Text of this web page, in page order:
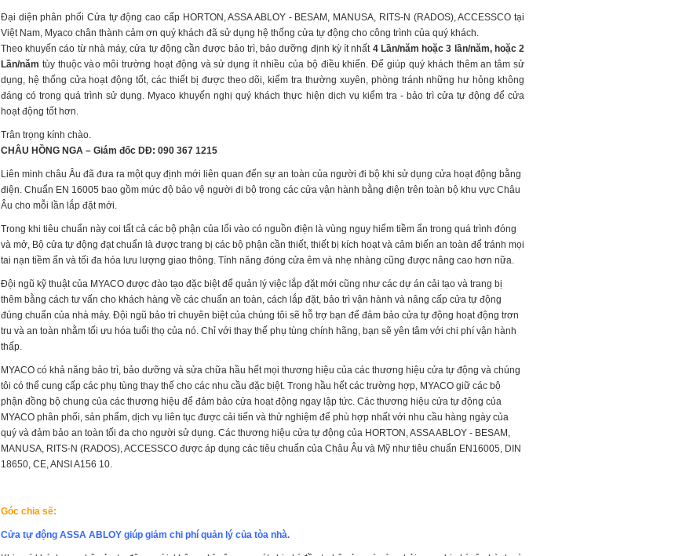
Đại diện phân phối Cửa tự động cao cấp HORTON, ASSA ABLOY - BESAM , MANUSA, RITS-N (RADOS), ACCESSCO tại
Việt Nam, Myaco chân thành cảm ơn quý khách đã sử dụng hệ thống cửa tự động cho công trình của quý khách.
Theo khuyến cáo từ nhà máy, cửa tự động cần được bảo trì, bảo dưỡng định kỳ ít nhất4 Lần/năm hoặc 3 lần/năm, hoặc 2
Lần/năm tùy thuộc vào môi trường hoạt động và sử dụng ít nhiều của bộ điều khiển. Để giúp quý khách thêm an tâm sử
dụng, hệ thống cửa hoạt động tốt, các thiết bị được theo dõi, kiểm tra thường xuyên, phòng tránh những hư hỏng không
đáng có trong quá trình sử dụng. Myaco khuyến nghị quý khách thực hiện dịch vụ kiểm tra - bảo trì cửa tự động để cửa
hoạt động tốt hơn.
Trân trọng kính chào.
CHÂU HỒNG NGA – Giám đốc DĐ: 090 367 1215
Liên minh châu Âu đã đưa ra một quy định mới liên quan đến sự an toàn của người đi bộ khi sử dụng cửa hoạt động bằng
điện. Chuẩn EN 16005 bao gồm mức độ bảo vệ người đi bộ trong các cửa vận hành bằng điện trên toàn bộ khu vực Châu
Âu cho mỗi lần lắp đặt mới.
Trong khi tiêu chuẩn này coi tất cả các bộ phận của lối vào có nguồn điện là vùng nguy hiểm tiềm ẩn trong quá trình đóng
và mở, Bộ cửa tự động đạt chuẩn là được trang bị các bộ phận cần thiết, thiết bị kích hoạt và cảm biến an toàn để tránh mọi
tai nạn tiềm ẩn và tối đa hóa lưu lượng giao thông. Tính năng đóng cửa êm và nhẹ nhàng cũng được nâng cao hơn nữa.
Đội ngũ kỹ thuật của MYACO được đào tạo đặc biệt để quản lý việc lắp đặt mới cũng như các dự án cải tạo và trang bị
thêm bằng cách tư vấn cho khách hàng về các chuẩn an toàn, cách lắp đặt, bảo trì vận hành và nâng cấp cửa tự động
đúng chuẩn của nhà máy. Đội ngũ bảo trì chuyên biệt của chúng tôi sẽ hỗ trợ bạn để đảm bảo cửa tự động hoạt động trơn
tru và an toàn nhằm tối ưu hóa tuổi thọ của nó. Chỉ với thay thế phụ tùng chính hãng, bạn sẽ yên tâm với chi phí vận hành
thấp.
MYACO có khả năng bảo trì, bảo dưỡng và sửa chữa hầu hết mọi thương hiệu của các thương hiệu cửa tự động và chúng
tôi có thể cung cấp các phụ tùng thay thế cho các nhu cầu đặc biệt. Trong hầu hết các trường hợp, MYACO giữ các bộ
phận đồng bộ chung của các thương hiệu để đảm bảo cửa hoạt động ngay lập tức. Các thương hiệu cửa tự động của
MYACO phân phối, sản phẩm, dịch vụ liên tục được cải tiến và thử nghiệm để phù hợp nhất với nhu cầu hàng ngày của
quý và đảm bảo an toàn tối đa cho người sử dụng. Các thương hiệu cửa tự động của HORTON, ASSA ABLOY - BESAM ,
MANUSA, RITS-N (RADOS), ACCESSCO được áp dụng các tiêu chuẩn của Châu Âu và Mỹ như tiêu chuẩn EN16005, DIN
18650, CE, ANSI A156 10.
Góc chia sẽ:
Cửa tự động ASSA ABLOY giúp giảm chi phí quản lý của tòa nhà.